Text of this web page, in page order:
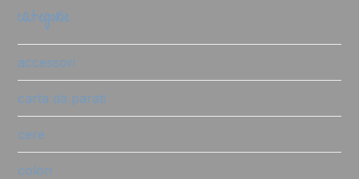
categorie
accessori
carta da parati
cere
colori